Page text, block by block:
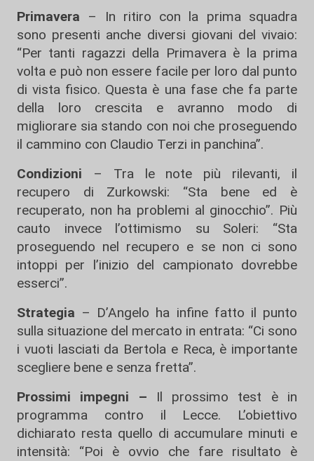
Primavera – In ritiro con la prima squadra
sono presenti anche diversi giovani del vivaio:
“Per tanti ragazzi della Primavera è la prima
volta e può non essere facile per loro dal punto
di vista fisico. Questa è una fase che fa parte
della loro crescita e avranno modo di
migliorare sia stando con noi che proseguendo
il cammino con Claudio Terzi in panchina”.
Condizioni – Tra le note più rilevanti, il
recupero di Zurkowski: “Sta bene ed è
recuperato, non ha problemi al ginocchio”. Più
cauto invece l’ottimismo su Soleri: “Sta
proseguendo nel recupero e se non ci sono
intoppi per l’inizio del campionato dovrebbe
esserci”.
Strategia – D’Angelo ha infine fatto il punto
sulla situazione del mercato in entrata: “Ci sono
i vuoti lasciati da Bertola e Reca, è importante
scegliere bene e senza fretta”.
Prossimi impegni – Il prossimo test è in
programma contro il Lecce. L’obiettivo
dichiarato resta quello di accumulare minuti e
intensità: “Poi è ovvio che fare risultato è